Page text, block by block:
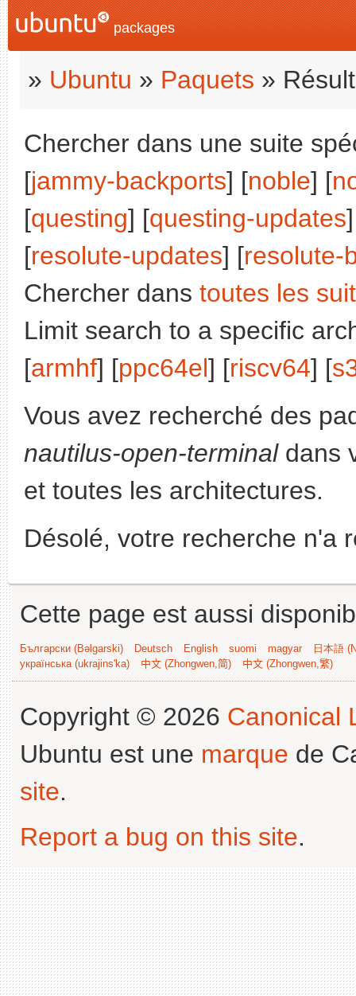
packages
» Ubuntu » Paquets »
Chercher dans une suite
[jammy-backports] [noble] [
[questing] [questing-updates
[resolute-updates] [resolute-
Chercher dans toutes les
Limit search to a specific
[armhf] [ppc64el] [riscv64] [
Vous avez recherché des
nautilus-open-terminaldans
et toutes les architectures.
Désolé, votre recherche n'a
Cette page est aussi
Български (Bəlgarski) Deutsch English suomi magyar
日本語
українська (ukrajins'ka)
中文 (Zhongwen,简) 中文 (Zhongwen,繁)
Copyright © 2026 Canonical
Ubuntu est une marque de
site.
Report a bug on this site.